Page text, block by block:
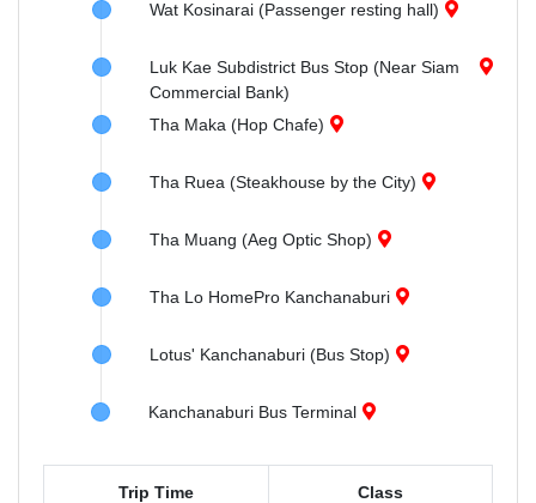
Wat Kosinarai (Passenger resting hall)
Luk Kae Subdistrict Bus Stop (Near Siam
Commercial Bank)
Tha Maka (Hop Chafe)
Tha Ruea (Steakhouse by the City)
Tha Muang (Aeg Optic Shop)
Tha Lo HomePro Kanchanaburi
Lotus' Kanchanaburi (Bus Stop)
Kanchanaburi Bus Terminal
Trip Time Class